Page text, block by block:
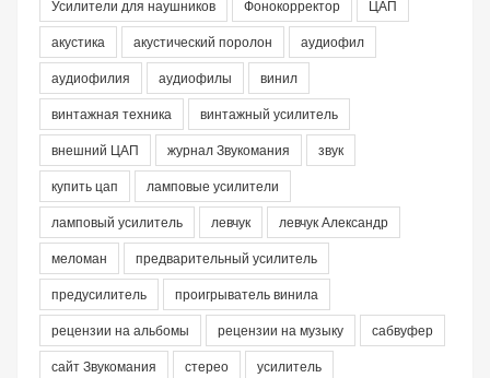
Усилители для наушников
Фонокорректор
ЦАП
акустика
акустический поролон
аудиофил
аудиофилия
аудиофилы
винил
винтажная техника
винтажный усилитель
внешний ЦАП
журнал Звукомания
звук
купить цап
ламповые усилители
ламповый усилитель
левчук
левчук Александр
меломан
предварительный усилитель
предусилитель
проигрыватель винила
рецензии на альбомы
рецензии на музыку
сабвуфер
сайт Звукомания
стерео
усилитель